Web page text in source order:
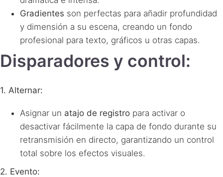
Gradientes son perfectas para añadir profundidad
y dimensión a su escena, creando un fondo
profesional para texto, gráficos u otras capas.
Disparadores y control:
1. Alternar:
Asignar un atajo de registro para activar o
desactivar fácilmente la capa de fondo durante su
retransmisión en directo, garantizando un control
total sobre los efectos visuales.
2. Evento: